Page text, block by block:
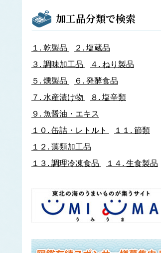
スルメイカ
ニュージーランドスルメイカ
ヤリイカ
イサザ
イトヨリダイ
いわし類
ウルメイワシ
マイワシ
イワナ
ウ
ウキゴリ
ウップルイノリ
うなぎ類
うに類
エゾバフンウニ
キタムラサキウニ
加工品分類で検索
１. 乾製品 ２. 塩蔵品
３. 調味加工品 ４. ねり製品
５. 燻製品 ６. 発酵食品
７. 水産漬け物 ８. 塩辛類
９. 魚醤油・エキス
１０. 缶詰・レトルト １１. 節類
１２. 藻類加工品
１３. 調理冷凍食品 １４. 生食製品